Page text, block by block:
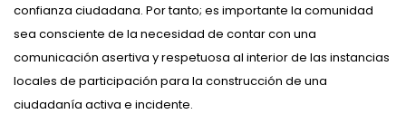
confianza ciudadana. Por tanto; es importante la comunidad
sea consciente de la necesidad de contar con una
comunicación asertiva y respetuosa al interior de las instancias
locales de participación para la construcción de una
ciudadanía activa e incidente.